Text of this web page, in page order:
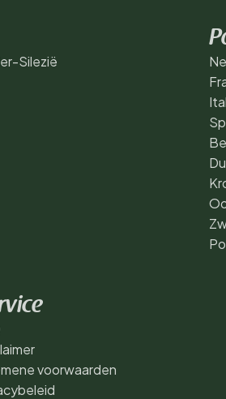
Silezië
voorwaarden